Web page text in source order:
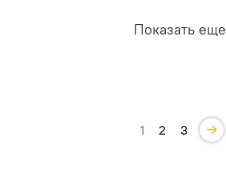
Показать еще
1 2 3